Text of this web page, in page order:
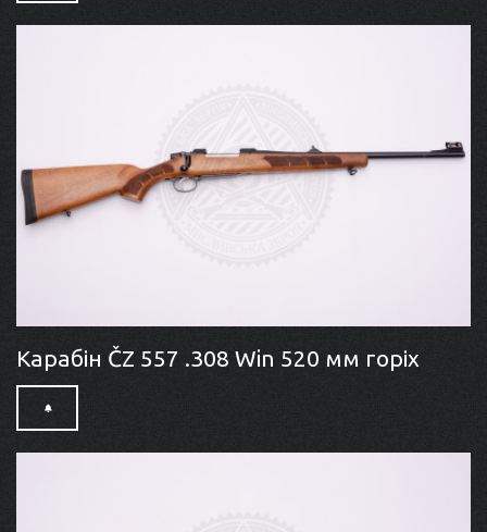
Карабін ČZ 557 .308 Win 520 мм горіх